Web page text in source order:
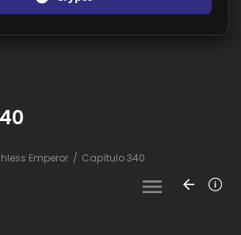
Emperor Capítulo 340